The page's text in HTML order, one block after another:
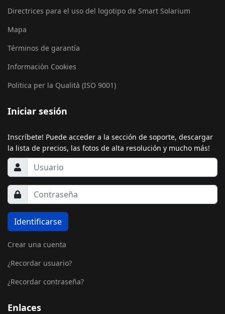
Directrices para el uso del logotipo de Smart Solarium
Mapa
Términos de garantía
Informaciòn Cookies
Politica per la Qualità (ISO 9001)
Iniciar sesión
Inscríbete! Puede acceder a la sección de soporte, descargar
la lista de precios, las fotos de alta resolución y mucho más!
Identificarse
Crear una cuenta
¿Recordar usuario?
¿Recordar contraseña?
Enlaces